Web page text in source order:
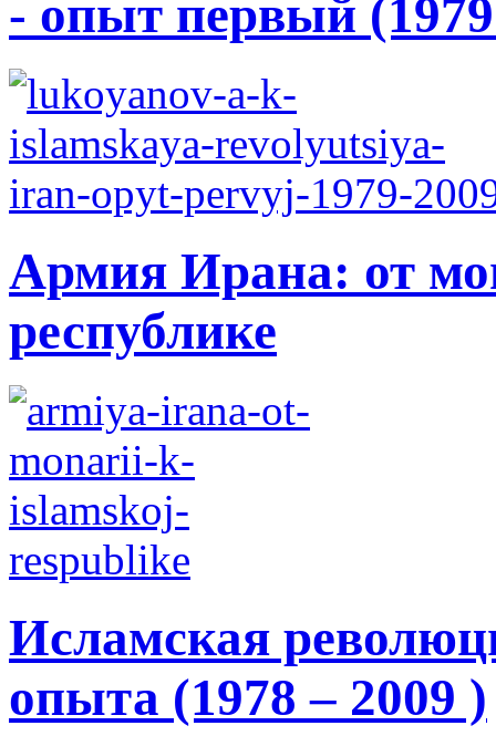
- опыт первый
Армия Ирана: от
республике
Исламская
опыта (1978 – 2009 )